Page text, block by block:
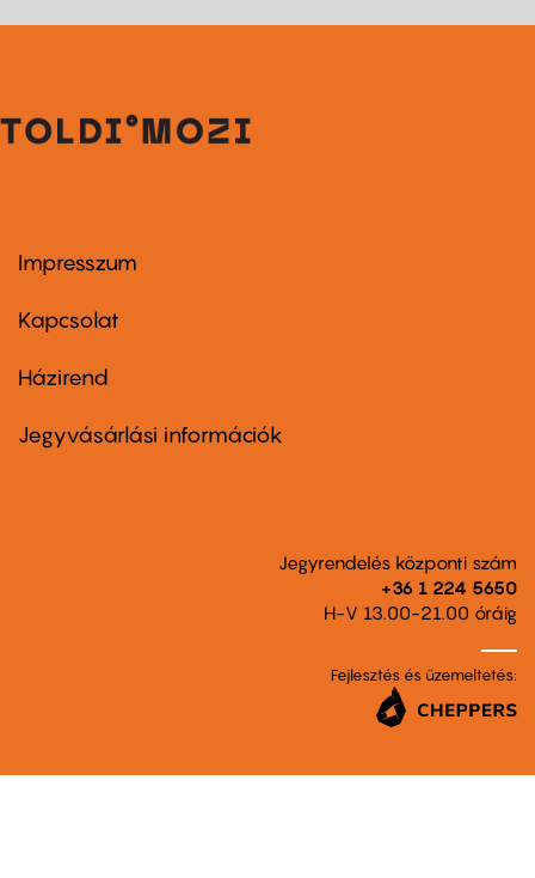
Footer
first
Impresszum
Kapcsolat
Footer
second
Házirend
Jegyvásárlási információk
Jegyrendelés központi szám
+36 1 224 5650
H-V 13.00-21.00 óráig
Fejlesztés és üzemeltetés: